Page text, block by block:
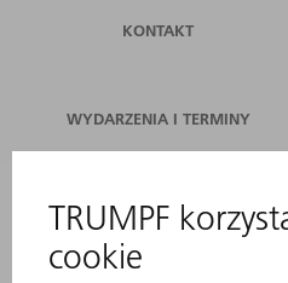
KONTAKT
WYDARZENIA I TERMINY
SERWIS ONLINE
KONTAKT